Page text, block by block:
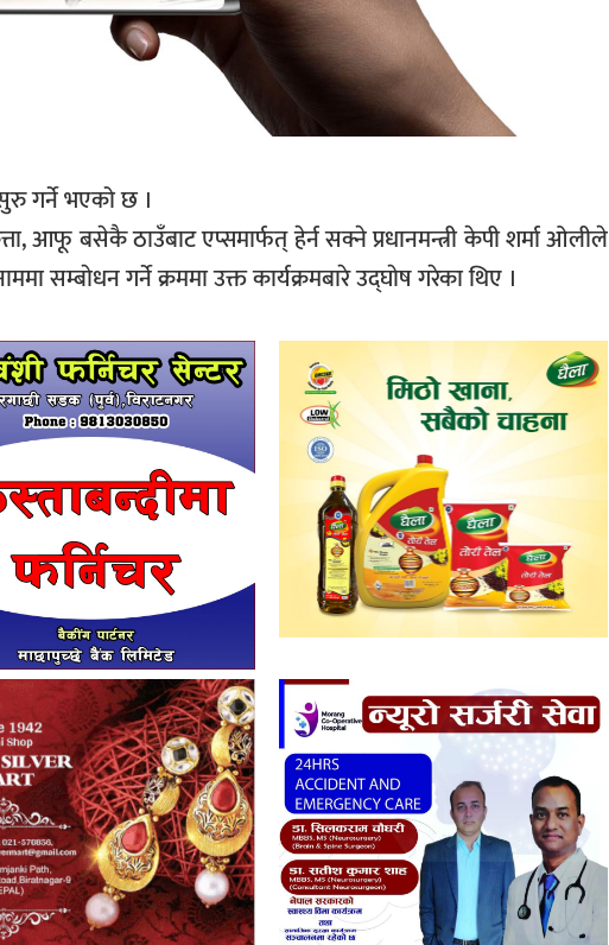
गर्ने भएको छ ।
आफू बसेकै ठाउँबाट एप्समार्फत् हेर्न सक्ने प्रधानमन्त्री केपी शर्मा ओलीले
सम्बाेधन गर्ने क्रममा उक्त कार्यक्रमबारे उद्घाेष गरेका थिए ।